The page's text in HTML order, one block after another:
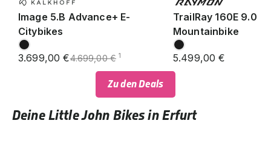
Image 5.B Advance+ E-
Citybikes
3.699,00 €4.699,00 € 1
TrailRay 160E 9.0
Mountainbike
5.499,00 €
Zu den Deals
Deine Little John Bikes in Erfurt